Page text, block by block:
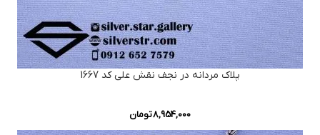
پلاک مردانه در نجف نقش علی کد 1667
8,954,000تومان